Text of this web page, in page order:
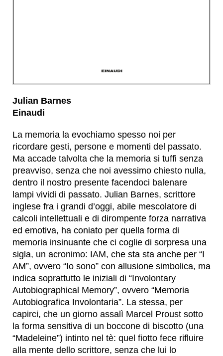
Julian Barnes
Einaudi
La memoria la evochiamo spesso noi per
ricordare gesti, persone e momenti del passato.
Ma accade talvolta che la memoria si tuffi senza
preavviso, senza che noi avessimo chiesto nulla,
dentro il nostro presente facendoci balenare
lampi vividi di passato. Julian Barnes, scrittore
inglese fra i grandi d’oggi, abile mescolatore di
calcoli intellettuali e di dirompente forza narrativa
ed emotiva, ha coniato per quella forma di
memoria insinuante che ci coglie di sorpresa una
sigla, un acronimo: IAM, che sta sta anche per “I
AM”, ovvero “Io sono” con allusione simbolica, ma
indica soprattutto le iniziali di “Involontary
Autobiographical Memory”, ovvero “Memoria
Autobiografica Involontaria”. La stessa, per
capirci, che un giorno assalì Marcel Proust sotto
la forma sensitiva di un boccone di biscotto (una
“Madeleine”) intinto nel tè: quel fiotto fece rifluire
alla mente dello scrittore, senza che lui lo